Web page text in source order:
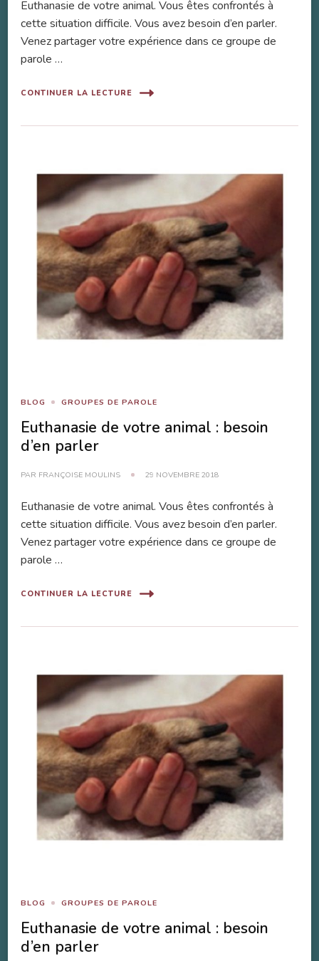
Euthanasie de votre animal. Vous êtes confrontés à
cette situation difficile. Vous avez besoin d’en parler.
Venez partager votre expérience dans ce groupe de
parole …
CONTINUER LA LECTURE
BLOG GROUPES DE PAROLE
Euthanasie de votre animal : besoin
d’en parler
PAR FRANÇOISE MOULINS 29 NOVEMBRE 2018
Euthanasie de votre animal. Vous êtes confrontés à
cette situation difficile. Vous avez besoin d’en parler.
Venez partager votre expérience dans ce groupe de
parole …
CONTINUER LA LECTURE
BLOG GROUPES DE PAROLE
Euthanasie de votre animal : besoin
d’en parler